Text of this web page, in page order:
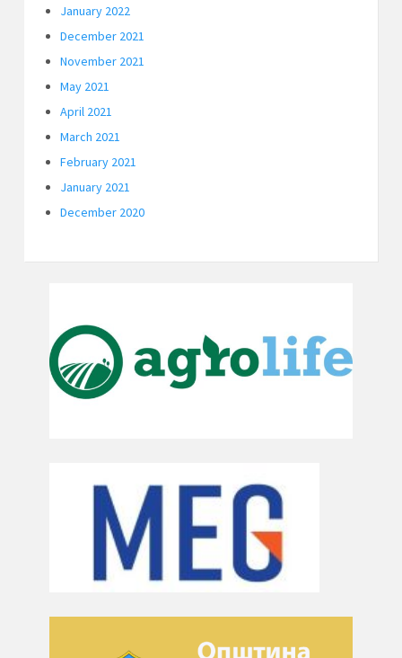
January 2022
December 2021
November 2021
May 2021
April 2021
March 2021
February 2021
January 2021
December 2020